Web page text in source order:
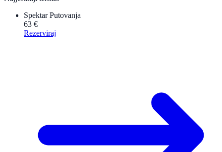
Spektar Putovanja
63 €
Rezerviraj